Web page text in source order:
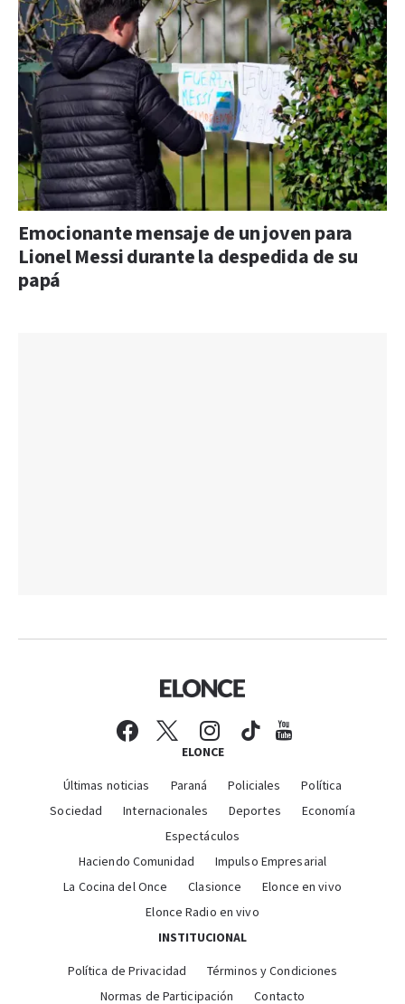
Emocionante mensaje de un joven para
Lionel Messi durante la despedida de su
papá
ELONCE
Últimas noticias Paraná Policiales
Política
Sociedad
Internacionales Deportes
Economía
Espectáculos
Haciendo Comunidad
Impulso Empresarial
La Cocina del Once
Clasionce
Elonce en vivo
Elonce Radio en vivo
INSTITUCIONAL
Política de Privacidad
Términos y Condiciones
Normas de Participación
Contacto